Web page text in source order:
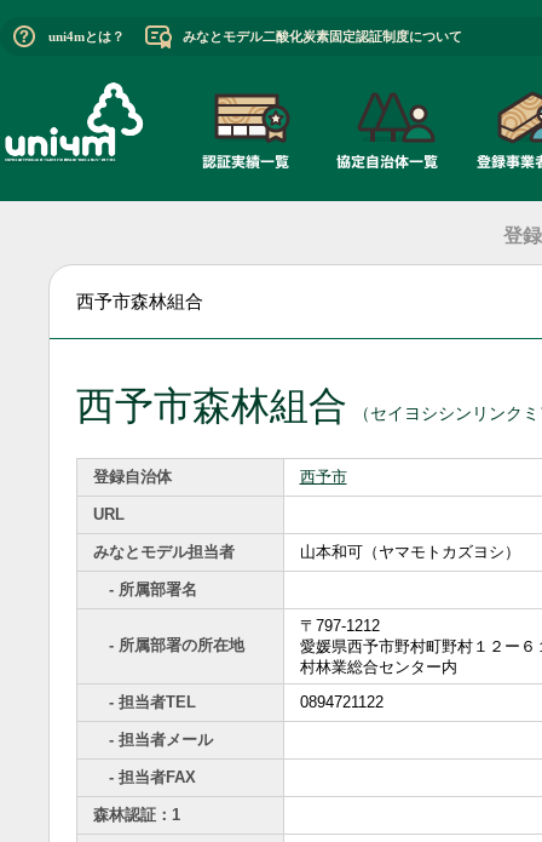
uni4mとは？ みなとモデル二酸化炭素固定認証制度について
登
西予市森林組合
西予市森林組合 （セイヨシシンリンク
登録自治体 西予市
URL
みなとモデル担当者 山本和可（ヤマモトカズヨシ）
- 所属部署名
- 所属部署の所在地
〒797-1212
愛媛県西予市野村町野村１２ー６
村林業総合センター内
- 担当者TEL
0894721122
- 担当者メール
- 担当者FAX
森林認証：1